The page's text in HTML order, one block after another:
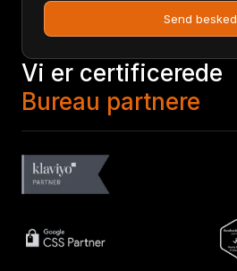
Send besked
Vi er certificerede
Bureau partnere